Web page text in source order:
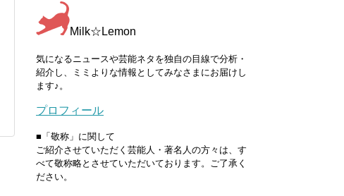
Milk☆Lemon
気になるニュースや芸能ネタを独自の目線で分析・
紹介し、ミミよりな情報としてみなさまにお届けし
ます♪。
プロフィール
■「敬称」に関して
ご紹介させていただく芸能人・著名人の方々は、す
べて敬称略とさせていただいております。ご了承く
ださい。